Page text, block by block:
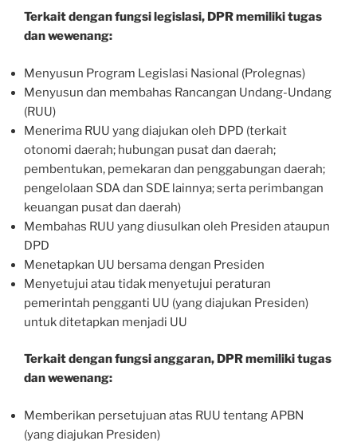
Terkait dengan fungsi legislasi, DPR memiliki tugas
dan wewenang:
Menyusun Program Legislasi Nasional (Prolegnas)
Menyusun dan membahas Rancangan Undang-Undang
(RUU)
Menerima RUU yang diajukan oleh DPD (terkait
otonomi daerah; hubungan pusat dan daerah;
pembentukan, pemekaran dan penggabungan daerah;
pengelolaan SDA dan SDE lainnya; serta perimbangan
keuangan pusat dan daerah)
Membahas RUU yang diusulkan oleh Presiden ataupun
DPD
Menetapkan UU bersama dengan Presiden
Menyetujui atau tidak menyetujui peraturan
pemerintah pengganti UU (yang diajukan Presiden)
untuk ditetapkan menjadi UU
Terkait dengan fungsi anggaran, DPR memiliki tugas
dan wewenang:
Memberikan persetujuan atas RUU tentang APBN
(yang diajukan Presiden)